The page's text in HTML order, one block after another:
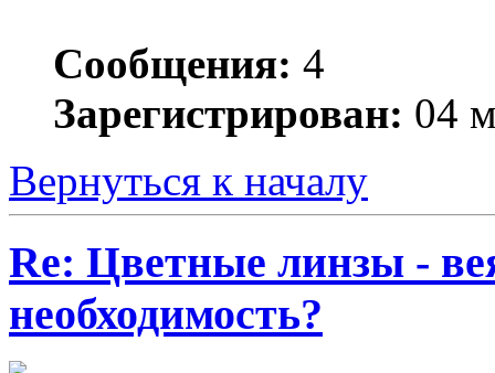
Сообщения: 4
Зарегистрирован: 04
Вернуться к началу
Re: Цветные линзы -
необходимость?